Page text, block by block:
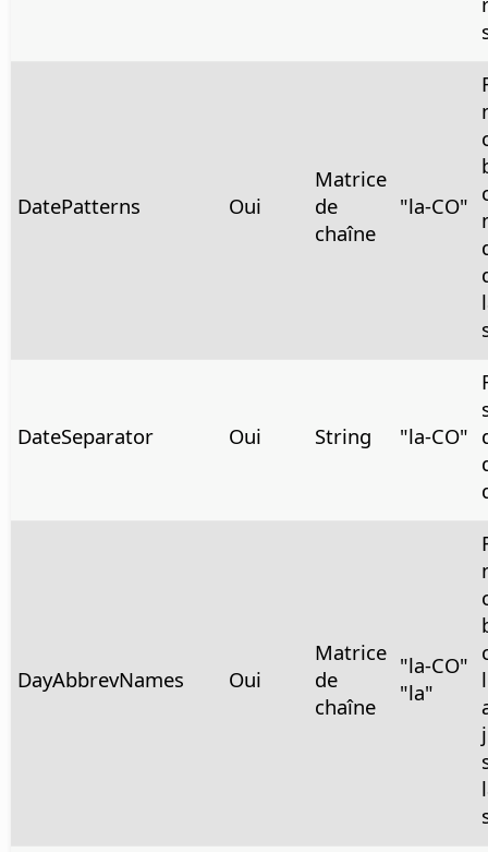
DatePatterns Oui
Matrice
de
chaîne
"la-CO"
DateSeparator Oui String "la-CO"
DayAbbrevNames Oui
Matrice
de
chaîne
"la-CO"
"la"